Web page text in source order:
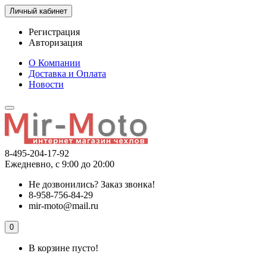
Личный кабинет
Регистрация
Авторизация
О Компании
Доставка и Оплата
Новости
8-495-204-17-92
Ежедневно, с 9:00 до 20:00
Не дозвонились? Заказ звонка!
8-958-756-84-29
mir-moto@mail.ru
0
В корзине пусто!